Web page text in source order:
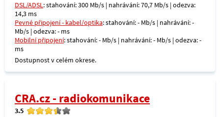
DSL/ADSL: stahování: 300 Mb/s | nahrávání: 70,7 Mb/s | odezva:
14,3 ms
Pevné připojení - kabel/optika: stahování: - Mb/s | nahrávání: -
Mb/s | odezva: - ms
Mobilní připojení: stahování: - Mb/s | nahrávání: - Mb/s | odezva: -
ms
Dostupnost v celém okrese.
CRA.cz - radiokomunikace
3.5